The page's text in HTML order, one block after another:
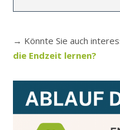
→ Könnte Sie auch
die Endzeit lernen?